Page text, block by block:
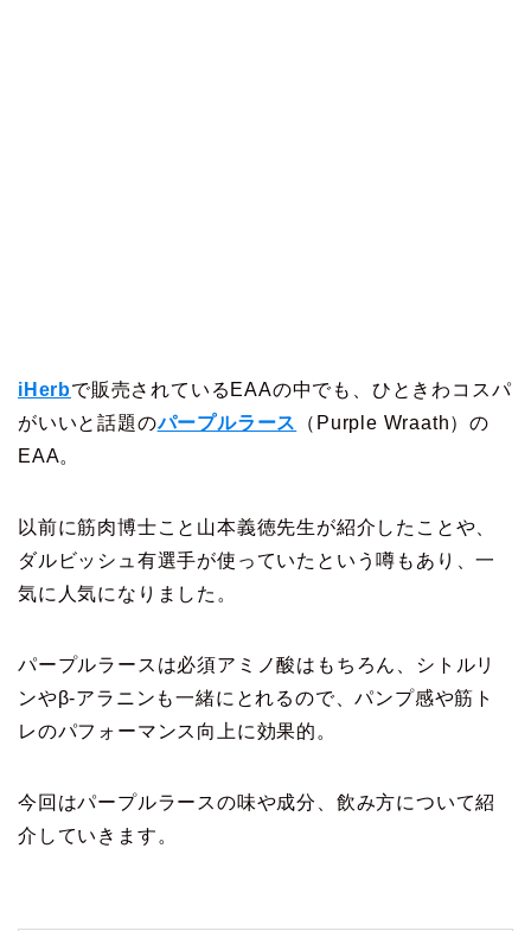
iHerbで販売されているEAAの中でも、ひときわコスパ
がいいと話題のパープルラース
（Purple Wraath）の
EAA。
以前に筋肉博士こと山本義徳先生が紹介したことや、
ダルビッシュ有選手が使っていたという噂もあり、一
気に人気になりました。
パープルラースは必須アミノ酸はもちろん、シトルリ
ンやβ-アラニンも一緒にとれるので、パンプ感や筋ト
レのパフォーマンス向上に効果的。
今回はパープルラースの味や成分、飲み方について紹
介していきます。